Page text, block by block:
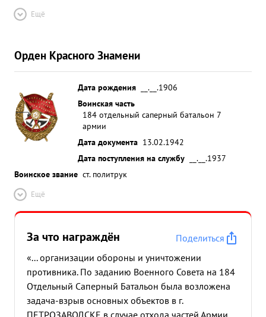
Ещё
Орден Красного Знамени
Дата рождения
__.__.1906
Воинская часть
184 отдельный саперный батальон 7
армии
Дата документа 13.02.1942
Дата поступления на службу
__.__.1937
Воинское звание ст. политрук
Ещё
За что награждён
Поделиться
«... организации обороны и уничтожении
противника. По заданию Военного Совета на 184
Отдельный Саперный Батальон была возложена
задача-взрыв основных объектов в г.
ПЕТРОЗАВОДСКЕ в случае отхода частей Армии